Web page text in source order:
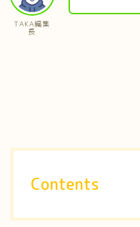
TAKA編集
長
Contents